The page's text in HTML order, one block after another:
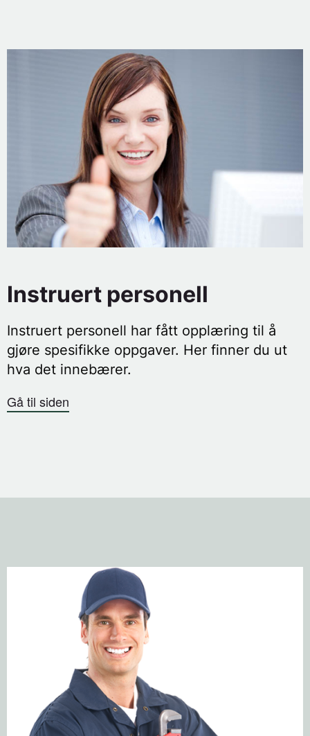
Instruert personell
Instruert personell har fått opplæring til å
gjøre spesifikke oppgaver. Her finner du ut
hva det innebærer.
Gå til siden